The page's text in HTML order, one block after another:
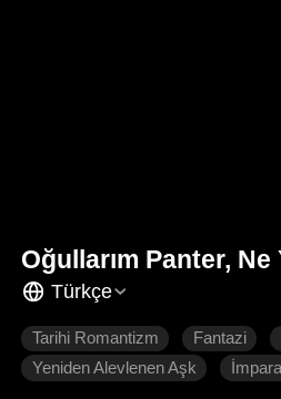
Oğullarım Panter, Ne
Türkçe
Tarihi Romantizm Fantazi
Yeniden Alevlenen Aşk